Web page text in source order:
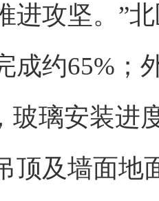
进攻坚。”
成约65%；
玻璃安装进
顶及墙面地